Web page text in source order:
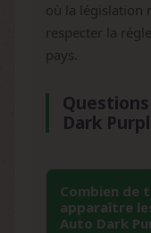
où la législation
respecter la
pays.
Dark
Combien de
apparaître
Auto Dark